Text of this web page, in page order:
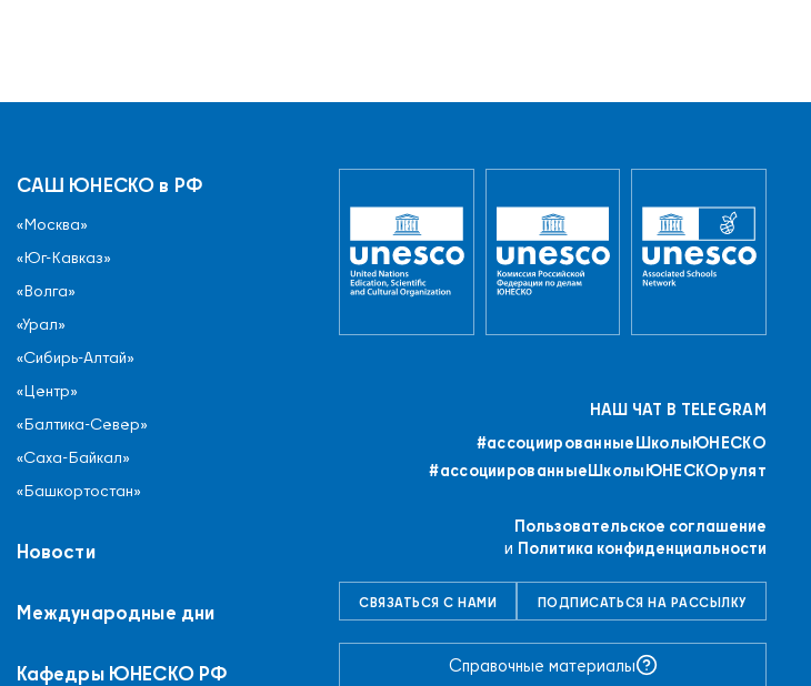
САШ ЮНЕСКО в РФ
«Москва»
«Юг-Кавказ»
«Волга»
«Урал»
«Сибирь-Алтай»
«Центр»
«Балтика-Север»
«Саха-Байкал»
«Башкортостан»
Новости
Международные дни
Кафедры ЮНЕСКО РФ
НАШ ЧАТ В TELEGRAM
#ассоциированныеШколыЮНЕСКO
#ассоциированныеШколыЮНЕСКОрулят
Пользовательское соглашение
и Политика конфиденциальности
СВЯЗАТЬСЯ С НАМИ ПОДПИСАТЬСЯ НА РАССЫЛКУ
Справочные материалы